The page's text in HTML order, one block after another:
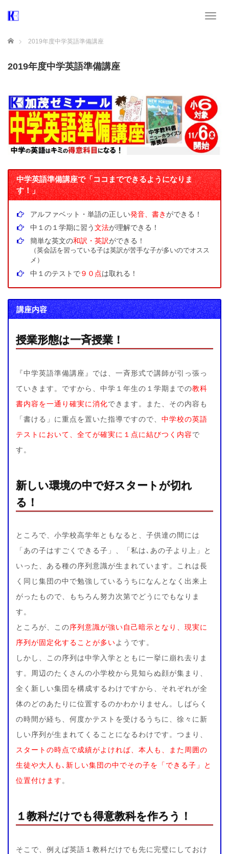
T
v
i
g
a
t
i
n
ホーム 2019年度中学英語準備講座
2019年度中学英語準備講座
中学英語準備講座で「ココまでできるようになりま
す！」
アルファベット・単語の正しい発音、書きができる！
中１の１学期に習う文法が理解できる！
簡単な英文の和訳・英訳ができる！
（英会話を習っている子は英訳が苦手な子が多いのでオスス
メ）
中１のテストで９０点は取れる！
講座内容
授業形態は一斉授業！
『中学英語準備講座』では、一斉形式で講師が引っ張っ
ていきます。ですから、中学１年生の１学期までの教科
書内容を一通り確実に消化できます。また、その内容も
「書ける」に重点を置いた指導ですので、 中学校の英語
テストにおいて、全てが確実に１点に結びつく内容で
す。
新しい環境の中で好スタートが切れ
る！
ところで、小学校高学年ともなると、子供達の間には
「あの子はすごくできる子」、「私は､あの子より上」と
いった、ある種の序列意識が生まれています。これは長
く同じ集団の中で勉強しているうちになんとなく出来上
がったもので、もちろん努力次第でどうにでもなりま
す。
ところが、この序列意識が強い自己暗示となり、現実に
序列が固定化することが多いようです。
しかし、この序列は中学入学とともに一挙に崩れ去りま
す。周辺のたくさんの小学校から見知らぬ顔が集まり、
全く新しい集団を構成するわけですから、それぞれが全
体のどのあたりに位置するのかわかりません。しばらく
の時間が経ち、何度かテストを受けるうちに、徐々に新
しい序列が生まれてくることになるわけです。つまり、
スタートの時点で成績がよければ、本人も、また周囲の
生徒や大人も､新しい集団の中でその子を「できる子」と
位置付けます。
１教科だけでも得意教科を作ろう！
そこで、例えば英語１教科だけでも先に完璧にしておけ